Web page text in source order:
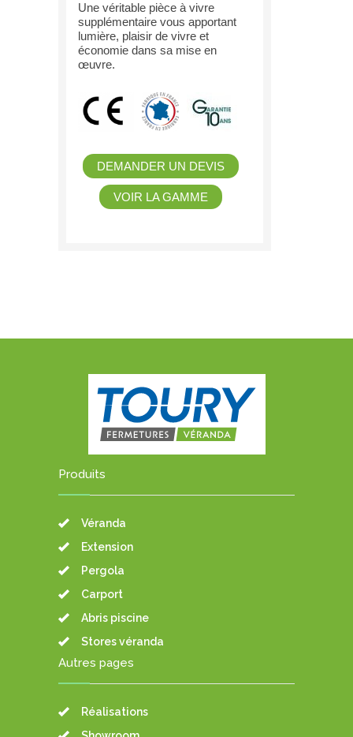
Une véritable pièce à vivre
supplémentaire vous apportant
lumière, plaisir de vivre et
économie dans sa mise en
œuvre.
DEMANDER UN DEVIS
VOIR LA GAMME
Produits
Véranda
Extension
Pergola
Carport
Abris piscine
Stores véranda
Autres pages
Réalisations